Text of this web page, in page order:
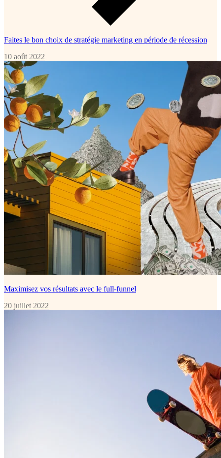
Faites le bon choix de stratégie marketing en période de récession
10 août 2022
Maximisez vos résultats avec le full-funnel
20 juillet 2022